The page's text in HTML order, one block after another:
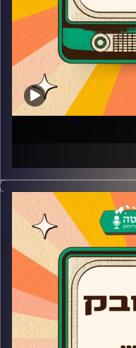
לאולפן פלאשבק
האודישן שהעיפה בו
בתוכנית הריאליטי
בדרך, מעשי הקונדס
שעשו לשירי מימון ב"ת'פוס ת'פסטיגל" בשנת 2008 והחלום